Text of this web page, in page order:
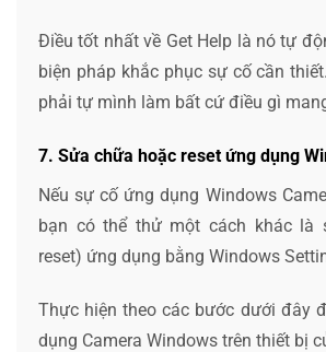
Điều tốt nhất về Get Help là nó tự
biện pháp khắc phục sự cố cần
phải tự mình làm bất cứ điều gì
7. Sửa chữa hoặc reset ứng dụng
Nếu sự cố ứng dụng Windows
bạn có thể thử một cách khác là
reset) ứng dụng bằng Windows
Thực hiện theo các bước dưới đây
dụng Camera Windows trên thiết bị